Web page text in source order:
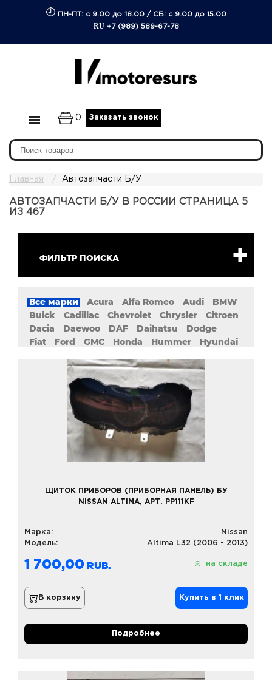
ПН-ПТ: с 9.00 до 18.00/ СБ: с 9.00 до 15.00
RU +7 (989) 589-67-78
0 Заказать звонок
Главная Автозапчасти Б/У
АВТОЗАПЧАСТИ Б/У В РОССИИ СТРАНИЦА 5
ИЗ 467
ФИЛЬТР ПОИСКА
Все марки Acura Alfa Romeo Audi
BMW
Buick
Cadillac Chevrolet Chrysler
Citroen
Dacia
Daewoo DAF Daihatsu
Dodge
Fiat
Ford GMC Honda Hummer
Hyundai
Land Rover Lexus
Mazda
Mercedes
MG Mini Mitsubishi
Nissan
Peugeot Plymouth Pontiac
Renault Rolls-Royce Rover
Skoda Smart SsangYong
Subaru
Toyota Volkswagen Volvo
Changan Geely
ЩИТОК ПРИБОРОВ (ПРИБОРНАЯ ПАНЕЛЬ) БУ
NISSAN ALTIMA, АРТ. PP111KF
Марка:
Nissan
Модель:
Altima L32 (2006 - 2013)
1 700,00 на складе
В корзину Купить в 1 клик
Подробнее